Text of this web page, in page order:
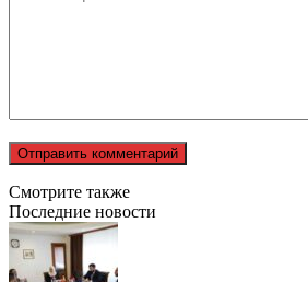
Смотрите также
Последние новости